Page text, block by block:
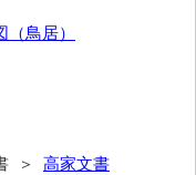
鳥居）
＞ 高家文書